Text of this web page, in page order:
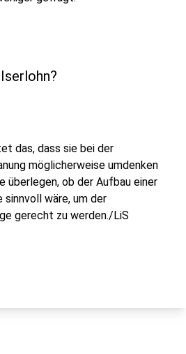
das, dass sie bei der
möglicherweise umdenken
überlegen, ob der Aufbau einer
wäre, um der
gerecht zu werden./LiS